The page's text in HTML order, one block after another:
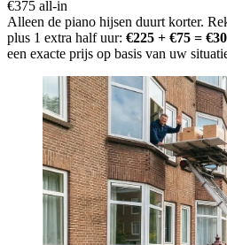
€375 all-in
Alleen de piano hijsen duurt korter.
plus 1 extra half uur: €225 + €75 =
een exacte prijs op basis van uw